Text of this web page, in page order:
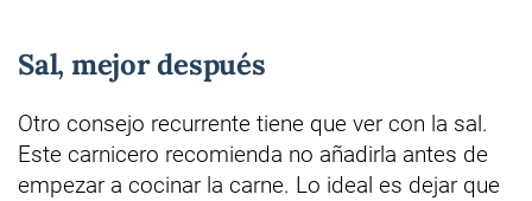
Sal, mejor después
Otro consejo recurrente tiene que ver con la sal.
Este carnicero recomienda no añadirla antes de
empezar a cocinar la carne. Lo ideal es dejar que